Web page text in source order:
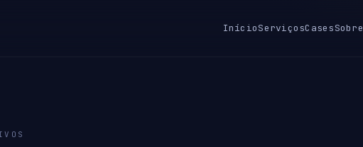
InícioServiçosCasesSobre